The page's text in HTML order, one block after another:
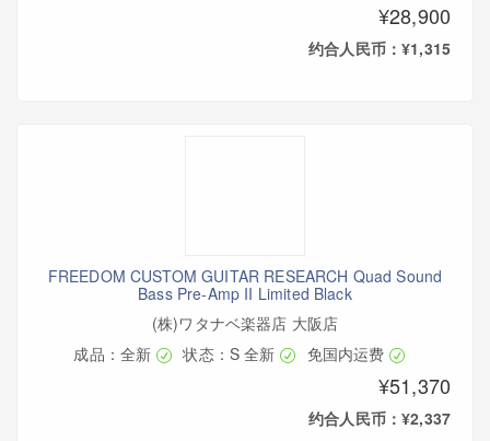
¥28,900
约合人民币：¥1,315
FREEDOM CUSTOM GUITAR RESEARCH Quad Sound
Bass Pre-Amp II Limited Black
(株)ワタナベ楽器店 大阪店
成品：全新
状态：S 全新 免国内运费
¥51,370
约合人民币：¥2,337